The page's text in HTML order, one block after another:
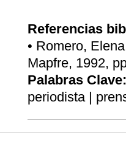
Referencias
• Romero,
Mapfre, 1992,
Palabras Clave:
periodista |